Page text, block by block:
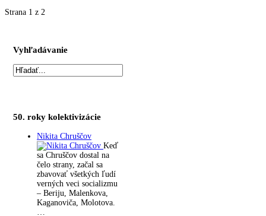
Strana 1 z 2
Vyhľadávanie
50. roky kolektivizácie
Nikita Chruščov
Keď
sa Chruščov dostal na
čelo strany, začal sa
zbavovať všetkých ľudí
verných veci socializmu
– Beriju, Malenkova,
Kaganoviča, Molotova.